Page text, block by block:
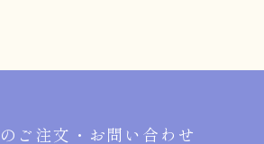
ご注文・お問い合わせ